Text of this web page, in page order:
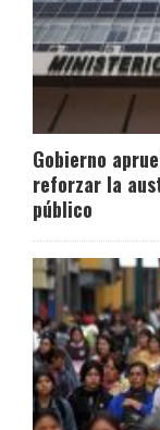
Gobierno
reforzar la
público